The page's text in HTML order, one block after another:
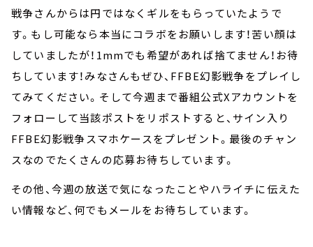
戦争さんからは円ではなくギルをもらっていたようで
す。もし可能なら本当にコラボをお願いします！苦い顔は
していましたが！1mmでも希望があれば捨てません！お待
ちしています！みなさんもぜひ、FFBE幻影戦争をプレイし
てみてください。そして今週まで番組公式Xアカウントを
フォローして当該ポストをリポストすると、サイン入り
FFBE幻影戦争スマホケースをプレゼント。最後のチャン
スなのでたくさんの応募お待ちしています。
その他、今週の放送で気になったことやハライチに伝えた
い情報など、何でもメールをお待ちしています。